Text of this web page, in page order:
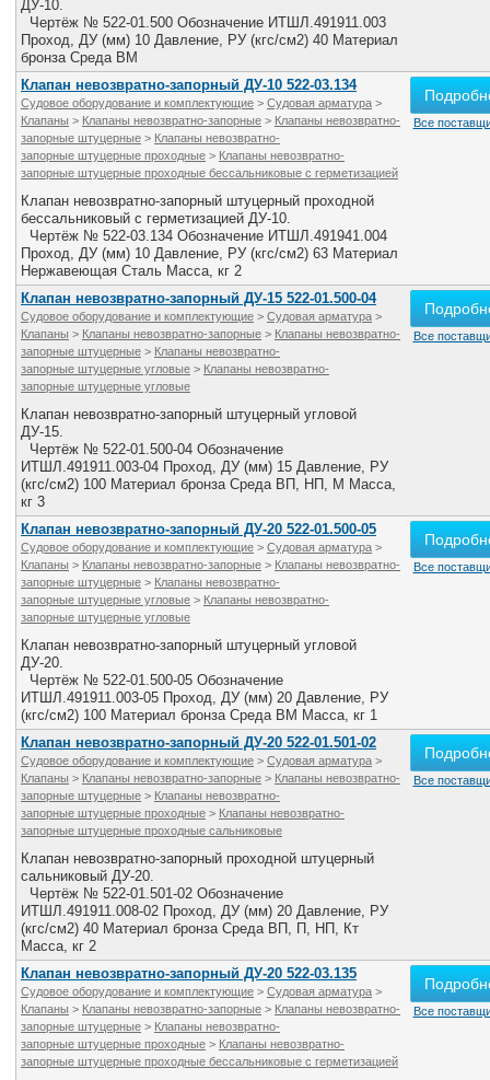
ДУ-10.
Чертёж № 522-01.500 Обозначение ИТШЛ.491911.003
Проход, ДУ (мм) 10 Давление, РУ (кгс/см2) 40 Материал
бронза Среда ВМ
Клапан невозвратно-запорный ДУ-10 522-03.134
Судовое оборудование и комплектующие > Судовая арматура >
Клапаны > Клапаны невозвратно-запорные > Клапаны невозвратно-
запорные штуцерные > Клапаны невозвратно-
запорные штуцерные проходные > Клапаны невозвратно-
запорные штуцерные проходные бессальниковые с герметизацией
Клапан невозвратно-запорный штуцерный проходной
бессальниковый с герметизацией ДУ-10.
Чертёж № 522-03.134 Обозначение ИТШЛ.491941.004
Проход, ДУ (мм) 10 Давление, РУ (кгс/см2) 63 Материал
Нержавеющая Сталь Масса, кг 2
Все
Клапан невозвратно-запорный ДУ-15 522-01.500-04
Судовое оборудование и комплектующие > Судовая арматура >
Клапаны > Клапаны невозвратно-запорные > Клапаны невозвратно-
запорные штуцерные > Клапаны невозвратно-
запорные штуцерные угловые > Клапаны невозвратно-
запорные штуцерные угловые
Клапан невозвратно-запорный штуцерный угловой
ДУ-15.
Чертёж № 522-01.500-04 Обозначение
ИТШЛ.491911.003-04 Проход, ДУ (мм) 15 Давление, РУ
(кгс/см2) 100 Материал бронза Среда ВП, НП, М Масса,
кг 3
Все
Клапан невозвратно-запорный ДУ-20 522-01.500-05
Судовое оборудование и комплектующие > Судовая арматура >
Клапаны > Клапаны невозвратно-запорные > Клапаны невозвратно-
запорные штуцерные > Клапаны невозвратно-
запорные штуцерные угловые > Клапаны невозвратно-
запорные штуцерные угловые
Клапан невозвратно-запорный штуцерный угловой
ДУ-20.
Чертёж № 522-01.500-05 Обозначение
ИТШЛ.491911.003-05 Проход, ДУ (мм) 20 Давление, РУ
(кгс/см2) 100 Материал бронза Среда ВМ Масса, кг 1
Все
Клапан невозвратно-запорный ДУ-20 522-01.501-02
Судовое оборудование и комплектующие > Судовая арматура >
Клапаны > Клапаны невозвратно-запорные > Клапаны невозвратно-
запорные штуцерные > Клапаны невозвратно-
запорные штуцерные проходные > Клапаны невозвратно-
запорные штуцерные проходные сальниковые
Клапан невозвратно-запорный проходной штуцерный
сальниковый ДУ-20.
Чертёж № 522-01.501-02 Обозначение
ИТШЛ.491911.008-02 Проход, ДУ (мм) 20 Давление, РУ
(кгс/см2) 40 Материал бронза Среда ВП, П, НП, Кт
Масса, кг 2
Все
Клапан невозвратно-запорный ДУ-20 522-03.135
Судовое оборудование и комплектующие > Судовая арматура >
Клапаны > Клапаны невозвратно-запорные > Клапаны невозвратно-
запорные штуцерные > Клапаны невозвратно-
запорные штуцерные проходные > Клапаны невозвратно-
запорные штуцерные проходные бессальниковые с герметизацией
Все